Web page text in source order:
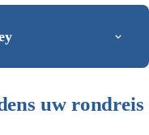
uw rondreis